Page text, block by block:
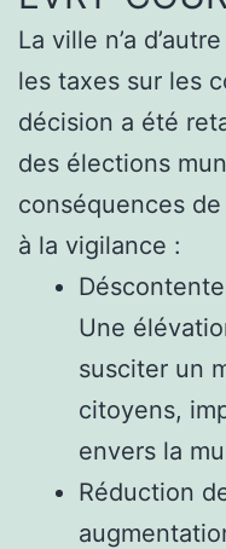
La ville n’a
les taxes sur les
décision a été
des élections
conséquences
à la vigilance :
Une
susciter un
citoyens,
envers la
Réduction